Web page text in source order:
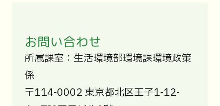
お問い合わせ
所属課室：生活環境部環境課環境政策
係
〒114-0002 東京都北区王子1-12-